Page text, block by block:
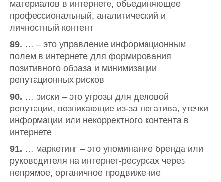
материалов в интернете, объединяющее
профессиональный, аналитический и
личностный контент
89. … – это управление информационным
полем в интернете для формирования
позитивного образа и минимизации
репутационных рисков
90. … риски – это угрозы для деловой
репутации, возникающие из-за негатива, утечки
информации или некорректного контента в
интернете
91. … маркетинг – это упоминание бренда или
руководителя на интернет-ресурсах через
непрямое, органичное продвижение